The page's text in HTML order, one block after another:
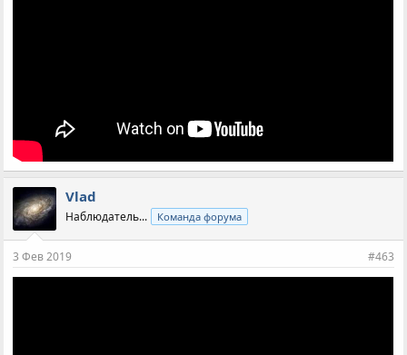
Vlad
Наблюдатель... Команда форума
3 Фев 2019 #463